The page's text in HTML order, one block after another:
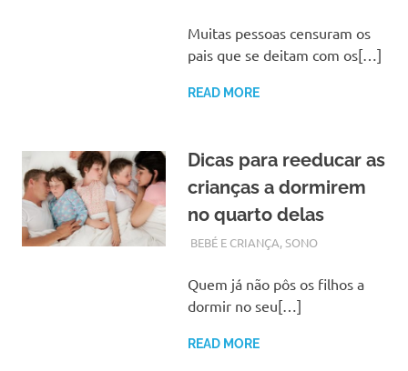
Muitas pessoas censuram os
pais que se deitam com os[…]
READ MORE
Dicas para reeducar as
crianças a dormirem
no quarto delas
OUTUBRO 16, 2017
ADMIN
BEBÉ E CRIANÇA,SONO
Quem já não pôs os filhos a
dormir no seu[…]
READ MORE